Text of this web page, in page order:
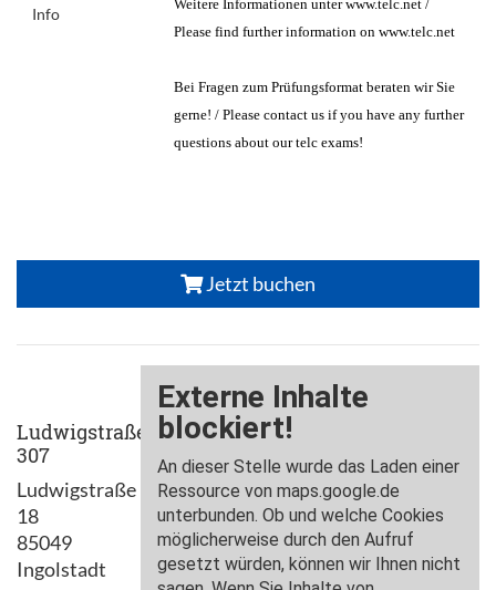
Info
Weitere Informationen unter www.telc.net /
Please find further information on www.telc.net
Bei Fragen zum Prüfungsformat beraten wir Sie
gerne! / Please contact us if you have any further
questions about our telc exams!
Jetzt buchen
Ludwigstraße
307
Ludwigstraße
18
85049
Ingolstadt